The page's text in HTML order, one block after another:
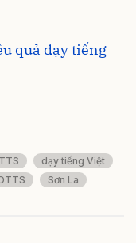
quả dạy tiếng
dạy tiếng Việt
Sơn La